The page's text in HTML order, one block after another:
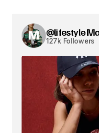
@lifestyle
127k Followers